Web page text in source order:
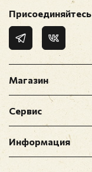
Магазин
Сервис
Информация
Присоединяйтесь